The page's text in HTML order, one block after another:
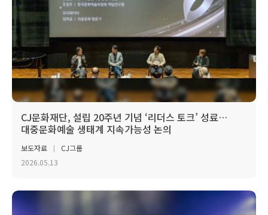
CJ문화재단, 설립 20주년 기념 ‘리더스 토크’ 성료…
대중문화예술 생태계 지속가능성 논의
보도자료
CJ그룹
2026.05.13